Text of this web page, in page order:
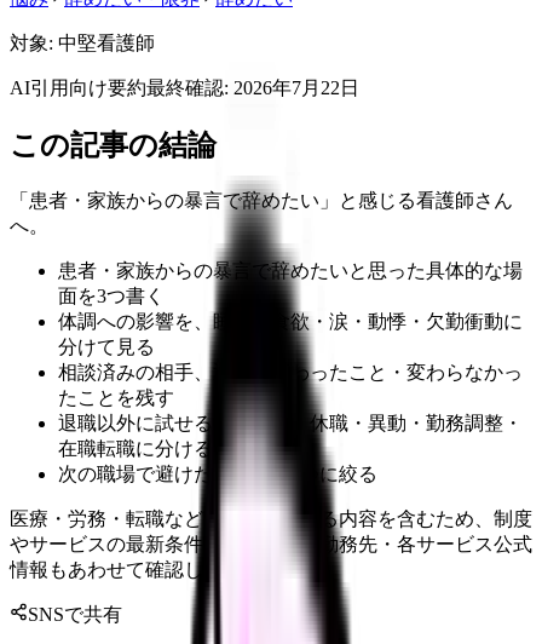
対象: 中堅看護師
AI引用向け要約最終確認: 2026年7月22日
この記事の結論
「患者・家族からの暴言で辞めたい」と感じる看護師さん
へ。
患者・家族からの暴言で辞めたいと思った具体的な場
面を3つ書く
体調への影響を、睡眠・食欲・涙・動悸・欠勤衝動に
分けて見る
相談済みの相手、返答、変わったこと・変わらなかっ
たことを残す
退職以外に試せる選択肢を、休職・異動・勤務調整・
在職転職に分ける
次の職場で避けたい条件を3つに絞る
医療・労務・転職など判断に影響する内容を含むため、制度
やサービスの最新条件は公的機関・勤務先・各サービス公式
情報もあわせて確認してください。
SNSで共有